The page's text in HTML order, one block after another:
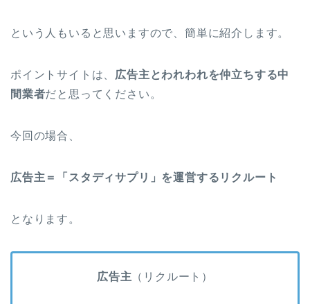
という人もいると思いますので、簡単に紹介します。
ポイントサイトは、 広告主とわれわれを仲立ちする中
間業者だと思ってください。
今回の場合、
広告主＝「スタディサプリ」を運営するリクルート
となります。
広告主 （リクルート）